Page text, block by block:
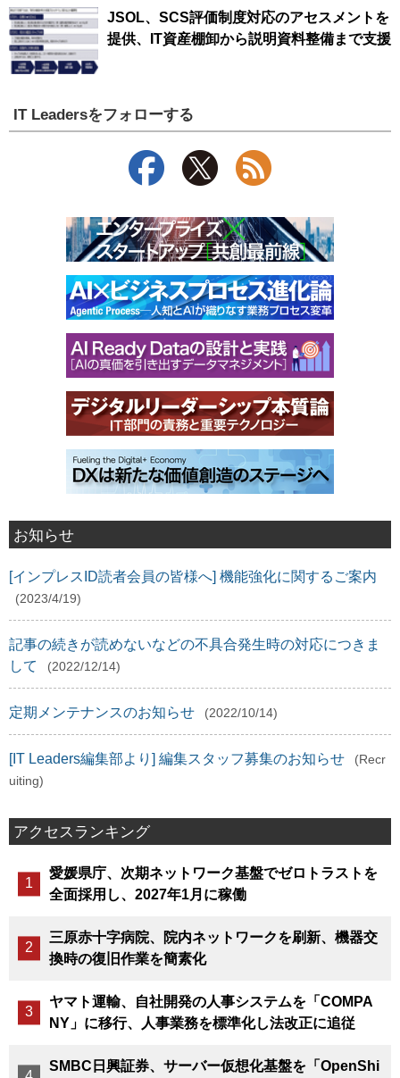
JSOL、SCS評価制度対応のアセスメントを
提供、IT資産棚卸から説明資料整備まで支援
IT Leadersをフォローする
お知らせ
[インプレスID読者会員の皆様へ] 機能強化に関するご案内
(2023/4/19)
記事の続きが読めないなどの不具合発生時の対応につきま
して
(2022/12/14)
定期メンテナンスのお知らせ (2022/10/14)
[IT Leaders編集部より] 編集スタッフ募集のお知らせ
(Recr
uiting)
アクセスランキング
愛媛県庁、次期ネットワーク基盤でゼロトラストを
全面採用し、2027年1月に稼働
三原赤十字病院、院内ネットワークを刷新、機器交
換時の復旧作業を簡素化
ヤマト運輸、自社開発の人事システムを「COMPA
NY」に移行、人事業務を標準化し法改正に追従
SMBC日興証券、サーバー仮想化基盤を「OpenShi